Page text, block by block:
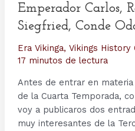
Emperador Carlos,
Siegfried, Conde
Era Vikinga, Vikings History
17 minutos de lectura
Antes de entrar en
de la Cuarta Temporada,
voy a publicaros dos
muy interesantes de la